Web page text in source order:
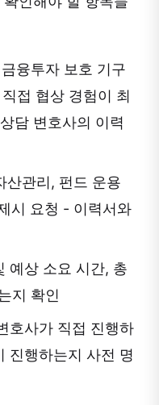
융투자 보호 기구
접 협상 경험이 최
담 변호사의 이력
산관리, 펀드 운용
시 요청 - 이력서와
예상 소요 시간, 총
지 확인
호사가 직접 진행하
진행하는지 사전 명